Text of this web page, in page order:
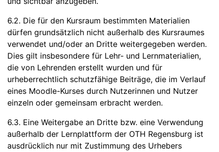
6.2. Die für den Kursraum bestimmten Materialien
dürfen grundsätzlich nicht außerhalb des Kursraumes
verwendet und/oder an Dritte weitergegeben werden.
Dies gilt insbesondere für Lehr- und Lernmaterialien,
die von Lehrenden erstellt wurden und für
urheberrechtlich schutzfähige Beiträge, die im Verlauf
eines Moodle-Kurses durch Nutzerinnen und Nutzer
einzeln oder gemeinsam erbracht werden.
6.3. Eine Weitergabe an Dritte bzw. eine Verwendung
außerhalb der Lernplattform der OTH Regensburg ist
ausdrücklich nur mit Zustimmung des Urhebers